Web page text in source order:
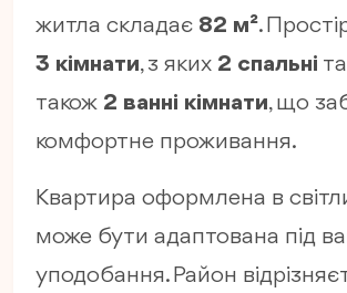
житла складає 82 м².
3 кімнати, з яких 2 спальні та
також 2 ванні кімнати, що
комфортне проживання.
Квартира оформлена в
може бути адаптована під
уподобання. Район